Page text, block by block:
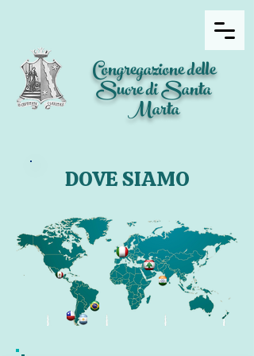
Congregazione delle
Suore di Santa
Marta
DOVE SIAMO